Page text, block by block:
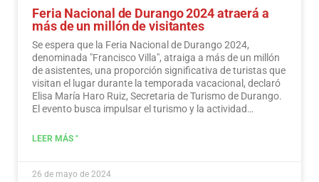
Feria Nacional de Durango 2024 atraerá a
más de un millón de visitantes
Se espera que la Feria Nacional de Durango 2024,
denominada "Francisco Villa", atraiga a más de un millón
de asistentes, una proporción significativa de turistas que
visitan el lugar durante la temporada vacacional, declaró
Elisa María Haro Ruiz, Secretaria de Turismo de Durango.
El evento busca impulsar el turismo y la actividad
LEER MÁS "
26 de mayo de 2024